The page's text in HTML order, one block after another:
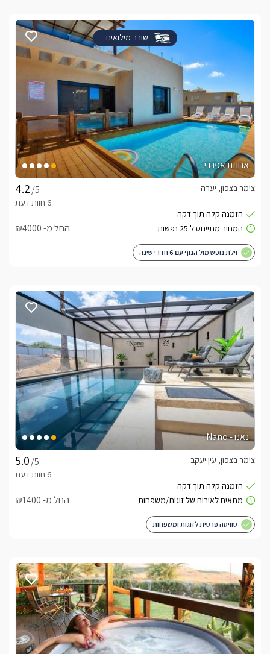
שובר מילואים
אחוזת אפנדי
/5
צימר בצפון, יערה
החל מ- ₪4000
וילת נופש מול הנוף עם 6 חדרי שינה
נאנו - Nano
/5
צימר בצפון, עין יעקב
החל מ- ₪1400
סוויטה פרטית לזוגות ומשפחות